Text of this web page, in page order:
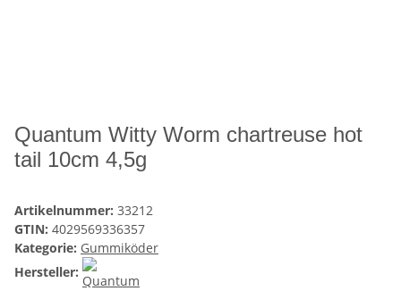
Quantum Witty Worm chartreuse hot
tail 10cm 4,5g
Artikelnummer: 33212
GTIN: 4029569336357
Kategorie: Gummiköder
Hersteller: